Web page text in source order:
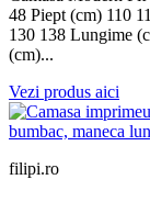
48 Piept (cm) 110
130 138 Lungime
(cm)...
Vezi produs aici
filipi.ro